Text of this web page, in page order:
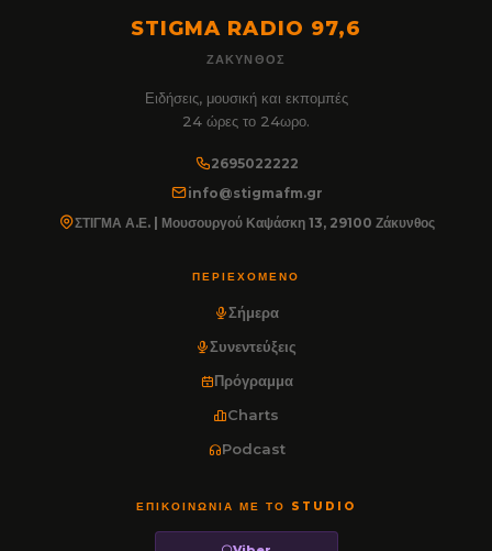
STIGMA RADIO 97,6
ΖΆΚΥΝΘΟΣ
Ειδήσεις, μουσική και εκπομπές
24 ώρες το 24ωρο.
2695022222
info@stigmafm.gr
ΣΤΙΓΜΑ Α.Ε. | Μουσουργού Καψάσκη 13, 29100 Ζάκυνθος
ΠΕΡΙΕΧΌΜΕΝΟ
Σήμερα
Συνεντεύξεις
Πρόγραμμα
Charts
Podcast
ΕΠΙΚΟΙΝΩΝΊΑ ΜΕ ΤΟ STUDIO